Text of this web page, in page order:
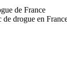
drogue en